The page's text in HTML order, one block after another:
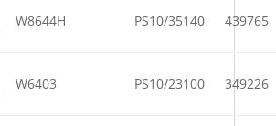
W8644H PS10/35140 439765
W6403 PS10/23100 349226